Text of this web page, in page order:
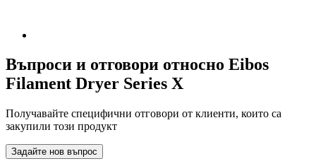
Въпроси и отговори относно Eibos
Filament Dryer Series X
Получавайте специфични отговори от клиенти, които са
закупили този продукт
Задайте нов въпрос